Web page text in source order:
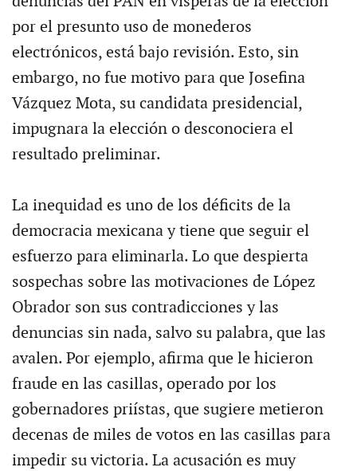
por el presunto uso de monederos
electrónicos, está bajo revisión. Esto, sin
embargo, no fue motivo para que Josefina
Vázquez Mota, su candidata presidencial,
impugnara la elección o desconociera el
resultado preliminar.
La inequidad es uno de los déficits de la
democracia mexicana y tiene que seguir el
esfuerzo para eliminarla. Lo que despierta
sospechas sobre las motivaciones de López
Obrador son sus contradicciones y las
denuncias sin nada, salvo su palabra, que las
avalen. Por ejemplo, afirma que le hicieron
fraude en las casillas, operado por los
gobernadores priístas, que sugiere metieron
decenas de miles de votos en las casillas para
impedir su victoria. La acusación es muy